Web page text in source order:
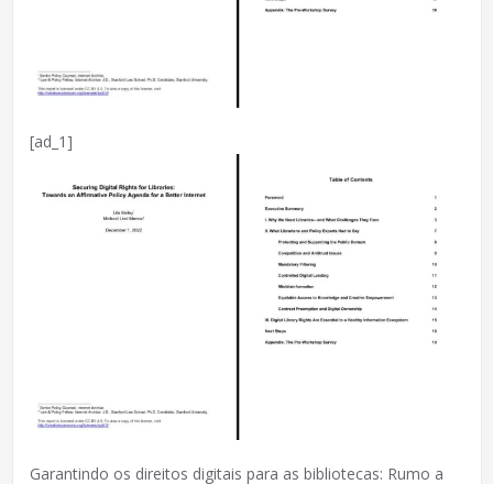
[ad_1]
Garantindo os direitos digitais para as bibliotecas: Rumo a